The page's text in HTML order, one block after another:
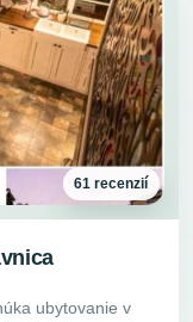
61 recenzií
ubytovanie v